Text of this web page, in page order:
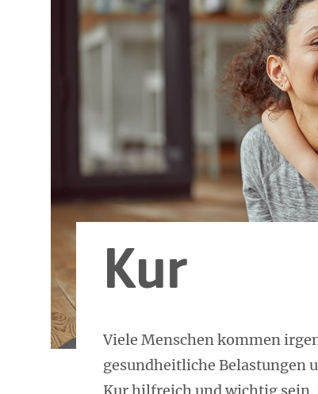
Kur
Viele Menschen kommen
gesundheitliche Belastungen